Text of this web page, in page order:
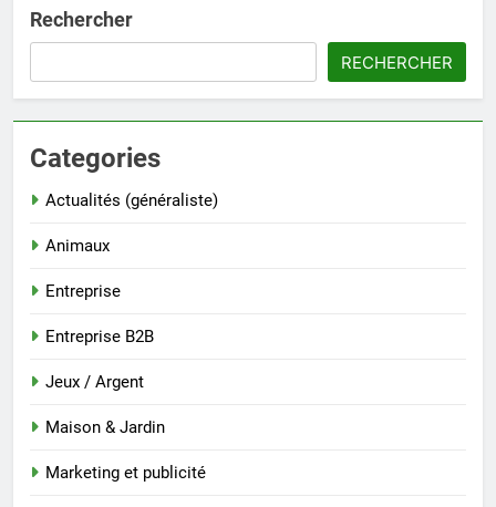
Rechercher
RECHERCHER
Categories
Actualités (généraliste)
Animaux
Entreprise
Entreprise B2B
Jeux / Argent
Maison & Jardin
Marketing et publicité